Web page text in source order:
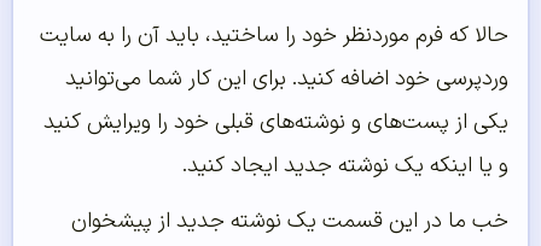
حالا که فرم موردنظر خود را ساختید، باید آن را به سایت
وردپرسی خود اضافه کنید. برای این کار شما می‌توانید
یکی از پست‌های و نوشته‌های قبلی خود را ویرایش کنید
و یا اینکه یک نوشته جدید ایجاد کنید.
خب ما در این قسمت یک نوشته جدید از پیشخوان